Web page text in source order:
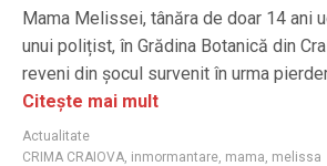
Mama Melissei, tânăra de doar 14 ani
unui polițist, în Grădina Botanică din
reveni din șocul survenit în urma
Citește mai mult
Actualitate
CRIMA CRAIOVA, inmormantare, mama, melissa